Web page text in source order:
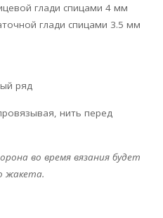
глади спицами 4 мм
глади спицами 3.5 мм
ряд
нить перед
во время вязания будет
жакета.